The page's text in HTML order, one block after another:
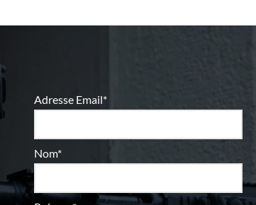
Adresse Email*
Nom*